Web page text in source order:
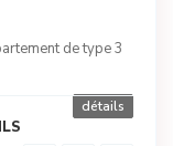
de type 3
détails